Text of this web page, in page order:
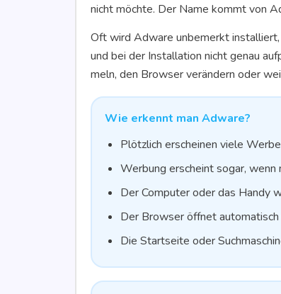
nicht möch­te. Der Name kommt von
Oft wird Adware unbe­merkt
und bei der Instal­la­ti­on nicht genau
meln, den Brow­ser ver­än­dern oder
Wie erkennt man Adware?
Plötz­lich erschei­nen vie­le
Wer­bung erscheint sogar,
Der Com­pu­ter oder das Han­dy
Der Brow­ser öff­net
Die Start­sei­te oder